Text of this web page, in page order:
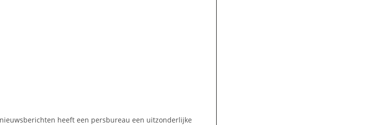
heeft een persbureau een uitzonderlijke